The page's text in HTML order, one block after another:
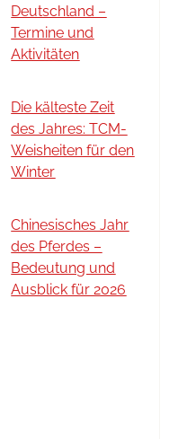
Deutschland –
Termine und
Aktivitäten
Die kälteste Zeit
des Jahres: TCM-
Weisheiten für den
Winter
Chinesisches Jahr
des Pferdes –
Bedeutung und
Ausblick für 2026